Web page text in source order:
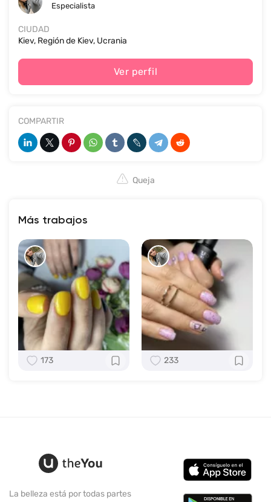
Especialista
CIUDAD
Kiev, Región de Kiev, Ucrania
Ver perfil
COMPARTIR
Queja
Más trabajos
173 233
La belleza está por todas partes